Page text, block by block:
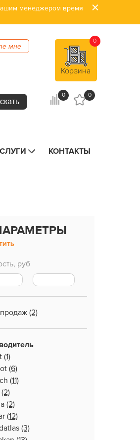
менеджером время
мне
Корзина
0
0 0
КОНТАКТЫ
руб
(2)
(1)
(6)
(11)
(2)
(2)
(12)
(3)